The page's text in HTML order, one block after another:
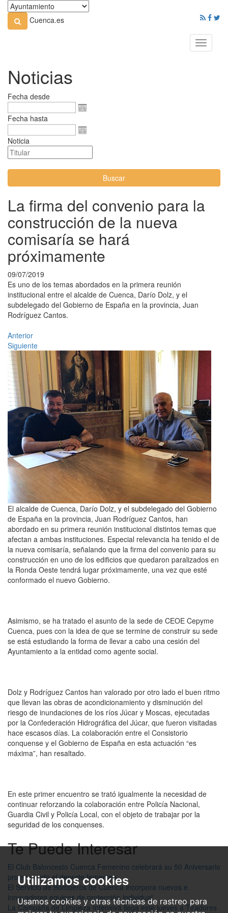
Utilizamos cookies
Usamos cookies y otras técnicas de rastreo para
Cuenca.es
Toggle
Noticias
Fecha desde
Fecha hasta
Noticia
Buscar
La firma del convenio para la
construcción de la nueva
comisaría se hará
próximamente
09/07/2019
Es uno de los temas abordados en la primera reunión
institucional entre el alcalde de Cuenca, Darío Dolz, y el
subdelegado del Gobierno de España en la provincia, Juan
Rodríguez Cantos.
Anterior
Siguiente
El alcalde de Cuenca, Darío Dolz, y el subdelegado del Gobierno
de España en la provincia, Juan Rodríguez Cantos, han
abordado en su primera reunión institucional distintos temas que
afectan a ambas instituciones. Especial relevancia ha tenido el de
la nueva comisaría, señalando que la firma del convenio para su
construcción en uno de los edificios que quedaron paralizados en
la Ronda Oeste tendrá lugar próximamente, una vez que esté
conformado el nuevo Gobierno.
Asimismo, se ha tratado el asunto de la sede de CEOE Cepyme
Cuenca, pues con la idea de que se termine de construir su sede
se está estudiando la forma de llevar a cabo una cesión del
Ayuntamiento a la entidad como agente social.
Dolz y Rodríguez Cantos han valorado por otro lado el buen ritmo
que llevan las obras de acondicionamiento y disminución del
riesgo de inundaciones de los ríos Júcar y Moscas, ejecutadas
por la Confederación Hidrográfica del Júcar, que fueron visitadas
hace escasos días. La colaboración entre el Consistorio
conquense y el Gobierno de España en esta actuación “es
máxima”, han resaltado.
En este primer encuentro se trató igualmente la necesidad de
continuar reforzando la colaboración entre Policía Nacional,
Guardia Civil y Policía Local, con el objeto de trabajar por la
seguridad de los conquenses.
Te Puede Interesar
El Club Baloncesto Cuenca Femenino celebrará su 50 Aniversario
promoviendo el deporte femenino
El Servicio de Bomberos de Cuenca incorpora nuevos e
innovadores equipos de protección individual
La Campaña de Limpieza Intensiva llega este jueves a Tiradores